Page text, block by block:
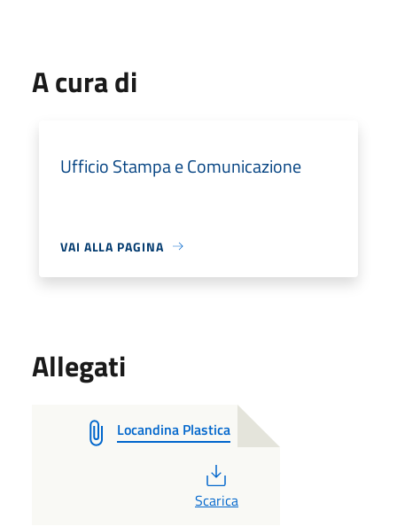
A cura di
Ufficio Stampa e Comunicazione
VAI ALLA PAGINA
Allegati
Locandina Plastica
Scarica